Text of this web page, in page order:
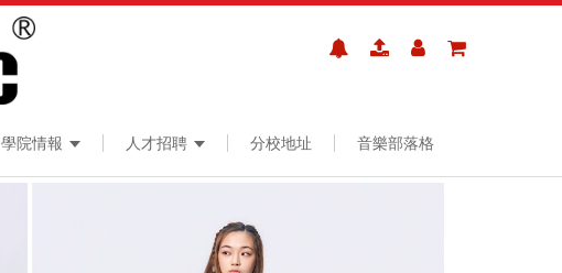
學院情報 人才招聘 分校地址 音樂部落格